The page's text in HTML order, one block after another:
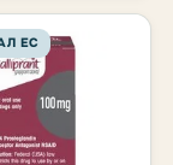
ЕС